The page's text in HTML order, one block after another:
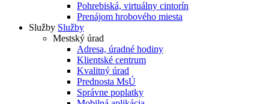
Pohrebiská, virtuálny cintorín
Prenájom hrobového miesta
Služby Služby
Mestský úrad
Adresa, úradné hodiny
Klientské centrum
Kvalitný úrad
Prednosta MsÚ
Správne poplatky